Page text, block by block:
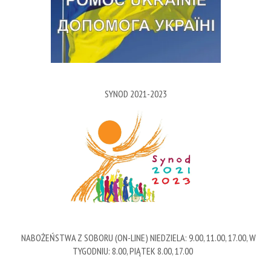
SYNOD 2021-2023
NABOŻEŃSTWA Z SOBORU (ON-LINE) NIEDZIELA: 9.00, 11.00, 17.00, W
TYGODNIU: 8.00, PIĄTEK 8.00, 17.00